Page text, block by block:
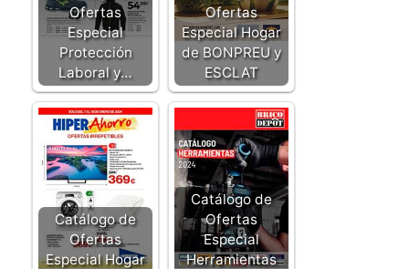
Ofertas
Especial
Protección
Laboral y…
Ofertas
Especial Hogar
de BONPREU y
ESCLAT
Catálogo de
Ofertas
Especial Hogar
Catálogo de
Ofertas
Especial
Herramientas